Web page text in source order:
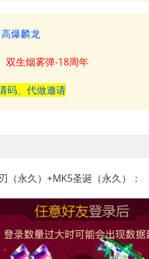
爆麟龙
双生烟雾弹-18周年
码、代做邀请
（永久）+MK5圣诞（永久）：